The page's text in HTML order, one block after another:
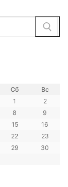
Сб
Вс
1
2
8
9
15
16
22
23
29
30